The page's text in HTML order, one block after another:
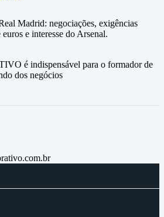
Madrid: negociações, exigências
e interesse do Arsenal.
é indispensável para o formador de
dos negócios